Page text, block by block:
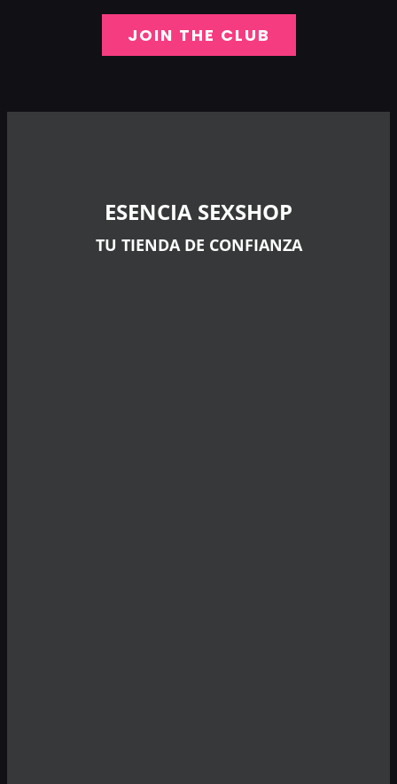
JOIN THE CLUB
ESENCIA SEXSHOP
TU TIENDA DE CONFIANZA